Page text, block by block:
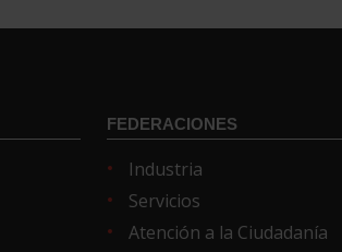
FEDERACIONES
Industria
Servicios
Atención a la Ciudadanía